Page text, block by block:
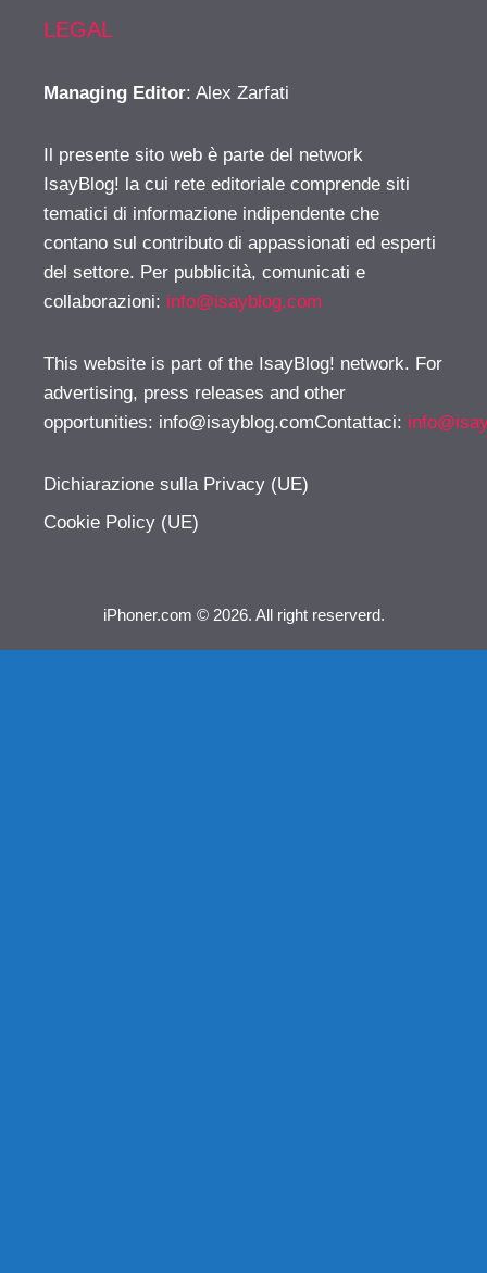
LEGAL
Managing Editor: Alex Zarfati
Il presente sito web è parte del network
IsayBlog! la cui rete editoriale comprende siti
tematici di informazione indipendente che
contano sul contributo di appassionati ed esperti
del settore. Per pubblicità, comunicati e
collaborazioni: info@isayblog.com
This website is part of the IsayBlog! network. For
advertising, press releases and other
opportunities: info@isayblog.comContattaci:
Dichiarazione sulla Privacy (UE)
Cookie Policy (UE)
iPhoner.com © 2026. All right reserverd.